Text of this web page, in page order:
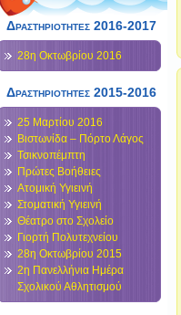
Δραστηριότητες 2016-2017
28η Οκτωβρίου 2016
Δραστηριότητες 2015-2016
25 Μαρτίου 2016
Βιστωνίδα – Πόρτο Λάγος
Τσικνοπέμπτη
Πρώτες Βοήθειες
Ατομική Υγιεινή
Στοματική Υγιεινή
Θέατρο στο Σχολείο
Γιορτή Πολυτεχνείου
28η Οκτωβρίου 2015
2η Πανελλήνια Ημέρα
Σχολικού Αθλητισμού